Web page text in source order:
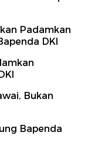
Padamkan
DKI
Bukan
Bapenda